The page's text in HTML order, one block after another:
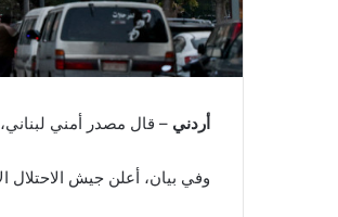
أردني – قال مصدر أمني
وفي بيان، أعلن جيش الاحتلال